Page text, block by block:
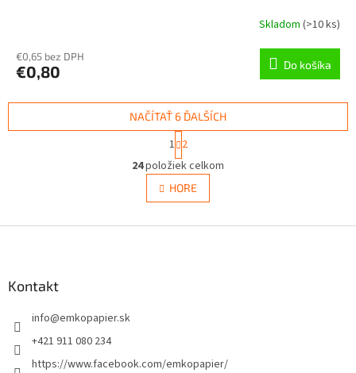
Skladom (>10 ks)
€0,65 bez DPH
€0,80 Do košíka
O
v
l
á
v
NAČÍTAŤ 6 ĎALŠÍCH
S
t
r
á
n
k
v
1 2
24položiek celkom
HORE
Kontakt
info@emkopapier.sk
+421 911 080 234
https://www.facebook.com/emkopapier/